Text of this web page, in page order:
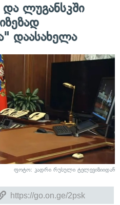
და ლუგანსკში
დაასახელა
ფოტო: კადრი რუსული ტელევიზიიდან